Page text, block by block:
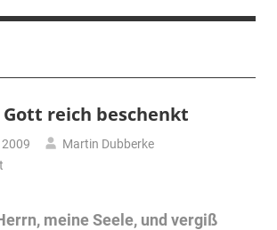
reich beschenkt
Martin Dubberke
meine Seele, und vergiß